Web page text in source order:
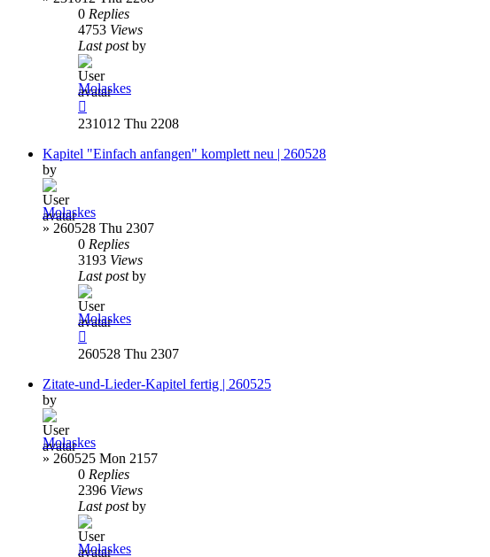
0 Replies
4753 Views
Last postby
Molaskes
231012 Thu 2208
Kapitel "Einfach anfangen" komplett neu | 260528
by
Molaskes
» 260528 Thu 2307
0 Replies
3193 Views
Last postby
Molaskes
260528 Thu 2307
Zitate-und-Lieder-Kapitel fertig | 260525
by
Molaskes
» 260525 Mon 2157
0 Replies
2396 Views
Last postby
Molaskes